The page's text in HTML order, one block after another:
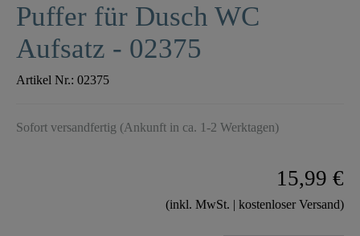
Puffer für Dusch WC
Aufsatz - 02375
Artikel Nr.: 02375
Sofort versandfertig (Ankunft in ca. 1-2 Werktagen)
15,99 €
(inkl. MwSt. | kostenloser Versand)